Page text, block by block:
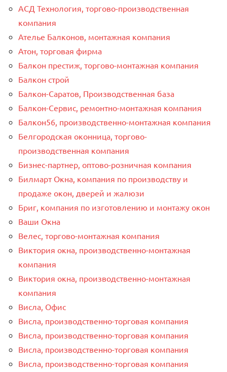
АСД Технология, торгово-производственная
компания
Ателье Балконов, монтажная компания
Атон, торговая фирма
Балкон престиж, торгово-монтажная компания
Балкон строй
Балкон-Саратов, Производственная база
Балкон-Сервис, ремонтно-монтажная компания
Балкон56, производственно-монтажная компания
Белгородская оконница, торгово-
производственная компания
Бизнес-партнер, оптово-розничная компания
Билмарт Окна, компания по производству и
продаже окон, дверей и жалюзи
Бриг, компания по изготовлению и монтажу окон
Ваши Окна
Велес, торгово-монтажная компания
Виктория окна, производственно-монтажная
компания
Виктория окна, производственно-монтажная
компания
Висла, Офис
Висла, производственно-торговая компания
Висла, производственно-торговая компания
Висла, производственно-торговая компания
Висла, производственно-торговая компания